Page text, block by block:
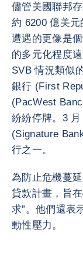
儘管美國聯邦
約 6200 億美
遭遇的更像是
的多元化程度
SVB 情況類似
銀行 (First
(PacWest
紛紛停牌。3
(Signature
行之一。
為防止危機蔓
貸款計畫，旨
求”。他們還表
動性壓力。